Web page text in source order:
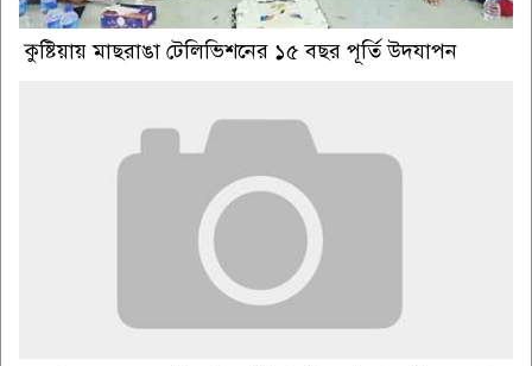
কুষ্টিয়ায় মাছরাঙা টেলিভিশনের ১৫ বছর পূর্তি উদযাপন